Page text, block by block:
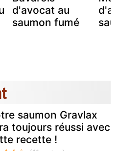
d'avocat au
saumon fumé
saumon Gravlax
toujours réussi avec
recette !